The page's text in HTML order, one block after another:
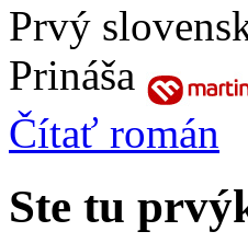
Prvý
Prináša
Čítať román
Ste tu